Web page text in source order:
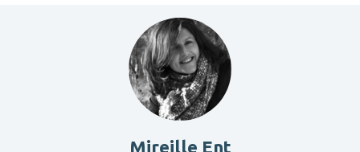
Mireille Ent